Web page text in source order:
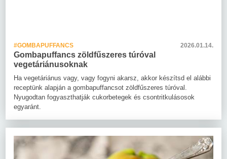
#GOMBAPUFFANCS 2026.01.14.
Gombapuffancs zöldfűszeres túróval
vegetáriánusoknak
Ha vegetáriánus vagy, vagy fogyni akarsz, akkor készítsd el alábbi
receptünk alapján a gombapuffancsot zöldfűszeres túróval.
Nyugodtan fogyaszthatják cukorbetegek és csontritkulásosok
egyaránt.